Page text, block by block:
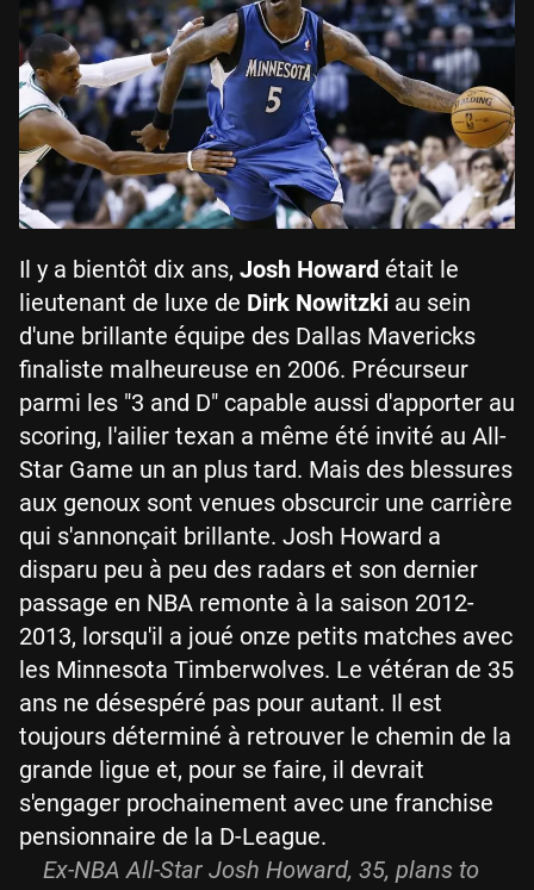
Il y a bientôt dix ans, Josh Howard était le
lieutenant de luxe de Dirk Nowitzki au sein
d'une brillante équipe des Dallas Mavericks
finaliste malheureuse en 2006. Précurseur
parmi les "3 and D" capable aussi d'apporter au
scoring, l'ailier texan a même été invité au All-
Star Game un an plus tard. Mais des blessures
aux genoux sont venues obscurcir une carrière
qui s'annonçait brillante. Josh Howard a
disparu peu à peu des radars et son dernier
passage en NBA remonte à la saison 2012-
2013, lorsqu'il a joué onze petits matches avec
les Minnesota Timberwolves. Le vétéran de 35
ans ne désespéré pas pour autant. Il est
toujours déterminé à retrouver le chemin de la
grande ligue et, pour se faire, il devrait
s'engager prochainement avec une franchise
pensionnaire de la D-League.
Ex-NBA All-Star Josh Howard, 35, plans to